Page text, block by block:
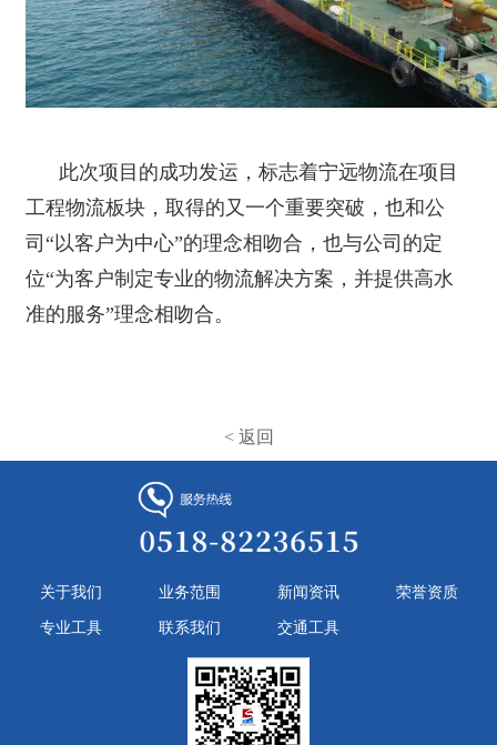
此次项目的成功发运，标志着宁远物流在项目
工程物流板块，取得的又一个重要突破，也和公
司“以客户为中心”的理念相吻合，也与公司的定
位“为客户制定专业的物流解决方案，并提供高水
准的服务”理念相吻合。
< 返回
关于我们 业务范围 新闻资讯 荣誉资质
专业工具 联系我们 交通工具